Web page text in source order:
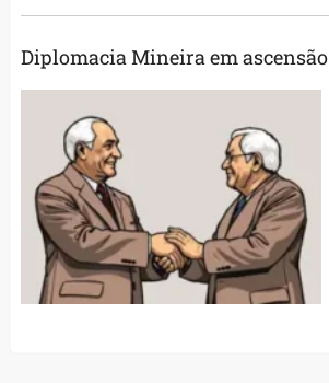
Diplomacia Mineira em ascensão